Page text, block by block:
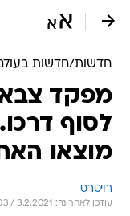
חדשות/חדשות
מפקד
לסוף
מוצאו
רויטרס
עודכן לאחרונה: 3.2.2021 / 6:03